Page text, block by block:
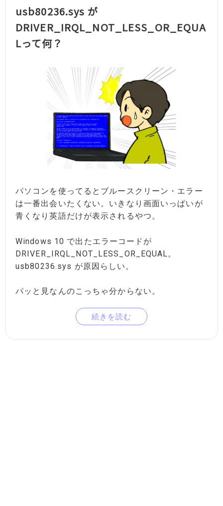
usb80236.sys が
DRIVER_IRQL_NOT_LESS_OR_EQUA
Lって何？
パソコンを使ってるとブルースクリーン・エラー
は一番出会いたくない。いきなり画面いっぱいが
青くなり英語だけが表示されるやつ。
Windows 10 で出たエラーコードが
DRIVER_IRQL_NOT_LESS_OR_EQUAL。
usb80236.sys が原因らしい。
パッと見なんのこっちゃ分からない。
続きを読む